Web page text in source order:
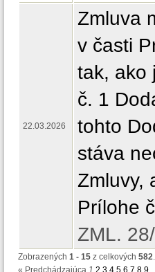
22.03.2026
Zmluva
v časti
tak, ako
č. 1
tohto
stáva
Zmluvy,
Prílohe
ZML.
Zobrazených 1 - 15 z celkových 582.
« Predchádzajúca 1 2 3 4 5 6 7 8 9